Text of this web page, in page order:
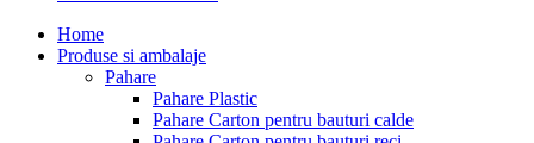
Home
Produse si ambalaje
Pahare
Pahare Plastic
Pahare Carton pentru bauturi calde